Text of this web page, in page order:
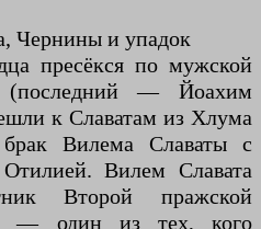
Чернины и упадок
пресёкся по мужской
— Йоахим
к Славатам из Хлума
Вилема Славаты с
Вилем Славата
Второй пражской
— один из тех, кого